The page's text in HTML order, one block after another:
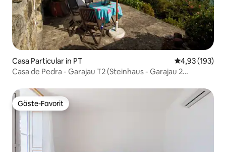
Casa Particular in PT
4,93 (193)
Casa de Pedra - Garajau T2 (Steinhaus - Garajau 2
Gäste-Favorit
Gäste-Favorit